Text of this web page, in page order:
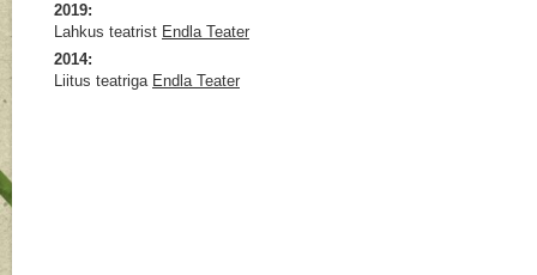
2019:
Lahkus teatrist Endla Teater
2014:
Liitus teatriga Endla Teater